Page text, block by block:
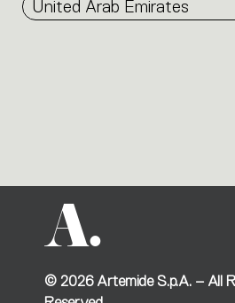
United Arab Emirates
© 2026Artemide S.p.A. – All